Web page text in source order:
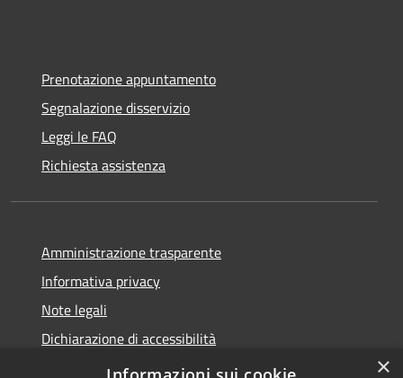
Prenotazione appuntamento
Segnalazione disservizio
Leggi le FAQ
Richiesta assistenza
Amministrazione trasparente
Informativa privacy
Note legali
Dichiarazione di accessibilità
Moduli Privacy Amministrazione trasparente
×